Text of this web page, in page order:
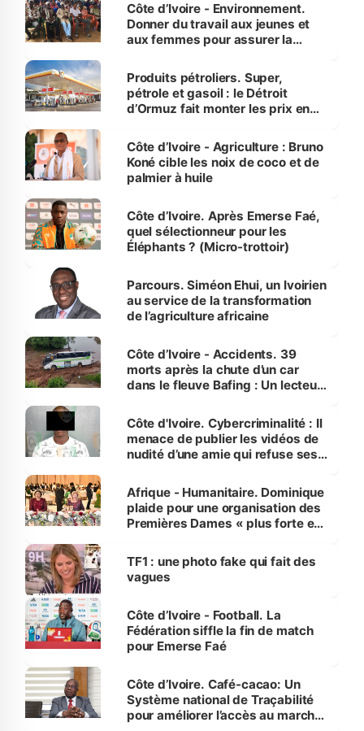
Côte d’Ivoire - Environnement.
Donner du travail aux jeunes et
aux femmes pour assurer la
menacées
Produits pétroliers. Super,
pétrole et gasoil : le Détroit
d’Ormuz fait monter les prix en
Côte d’Ivoire - Agriculture : Bruno
Koné cible les noix de coco et de
palmier à huile
Côte d’Ivoire. Après Emerse Faé,
quel sélectionneur pour les
Éléphants ? (Micro-trottoir)
Parcours. Siméon Ehui, un Ivoirien
au service de la transformation
de l’agriculture africaine
Côte d’Ivoire - Accidents. 39
morts après la chute d’un car
dans le fleuve Bafing : Un lecteur
des Transports
Côte d'Ivoire. Cybercriminalité : Il
menace de publier les vidéos de
nudité d’une amie qui refuse ses
Afrique - Humanitaire. Dominique
plaide pour une organisation des
Premières Dames « plus forte et
sur la scène internationale »
TF1 : une photo fake qui fait des
vagues
Côte d’Ivoire - Football. La
Fédération siffle la fin de match
pour Emerse Faé
Côte d’Ivoire. Café-cacao: Un
Système national de Traçabilité
pour améliorer l’accès au marché